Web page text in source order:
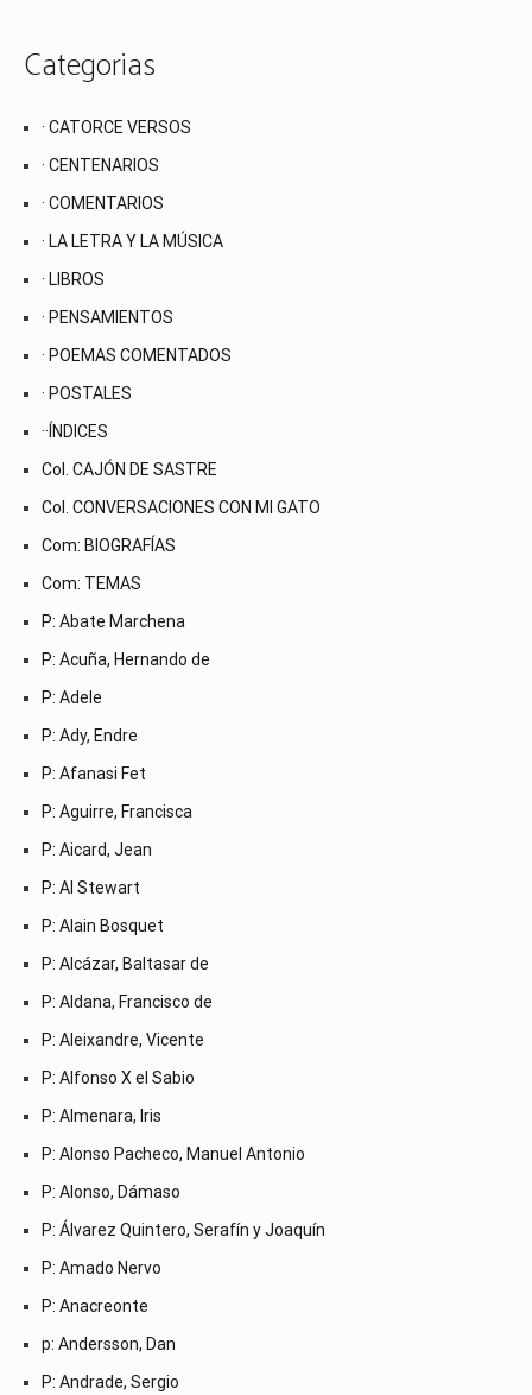
Categorias
· CATORCE VERSOS
· CENTENARIOS
· COMENTARIOS
· LA LETRA Y LA MÚSICA
· LIBROS
· PENSAMIENTOS
· POEMAS COMENTADOS
· POSTALES
··ÍNDICES
Col. CAJÓN DE SASTRE
Col. CONVERSACIONES CON MI GATO
Com: BIOGRAFÍAS
Com: TEMAS
P: Abate Marchena
P: Acuña, Hernando de
P: Adele
P: Ady, Endre
P: Afanasi Fet
P: Aguirre, Francisca
P: Aicard, Jean
P: Al Stewart
P: Alain Bosquet
P: Alcázar, Baltasar de
P: Aldana, Francisco de
P: Aleixandre, Vicente
P: Alfonso X el Sabio
P: Almenara, Iris
P: Alonso Pacheco, Manuel Antonio
P: Alonso, Dámaso
P: Álvarez Quintero, Serafín y Joaquín
P: Amado Nervo
P: Anacreonte
p: Andersson, Dan
P: Andrade, Sergio